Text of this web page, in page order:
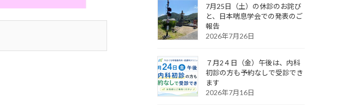
7月25日（土）の休診のお詫び
と、日本喘息学会での発表のご
報告
2026年7月26日
７月2４日（金）午後は、内科
初診の方も予約なしで受診でき
ます
2026年7月16日